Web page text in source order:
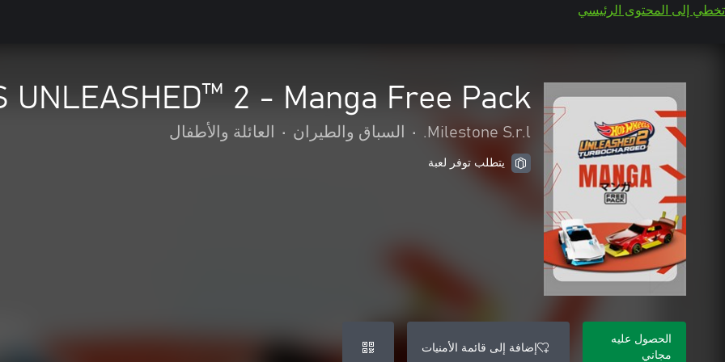
تخطي إلى المحتوى الرئيسي
UNLEASHED™ 2 - Manga Free Pack
Milestone S.r.l.
• السباق والطيران • العائلة والأطفال
يتطلب توفر لعبة
الحصول عليه
مجاني
إضافة إلى قائمة الأمنيات